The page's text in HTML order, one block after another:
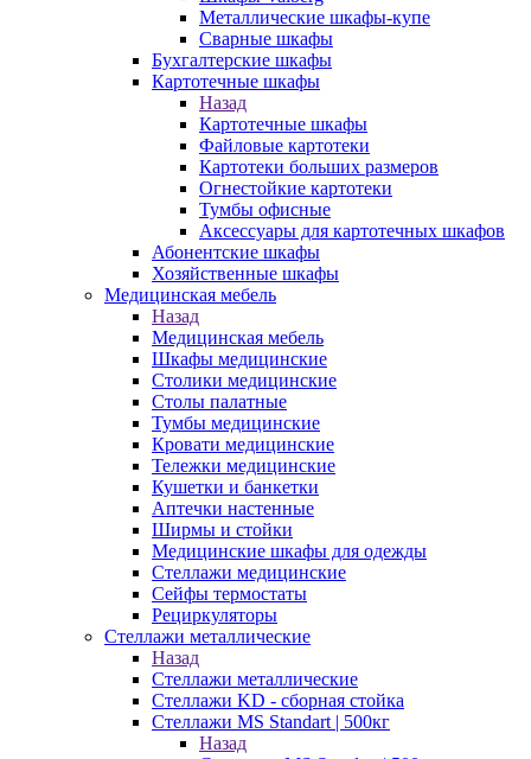
Металлические шкафы-купе
Сварные шкафы
Бухгалтерские шкафы
Картотечные шкафы
Назад
Картотечные шкафы
Файловые картотеки
Картотеки больших размеров
Огнестойкие картотеки
Тумбы офисные
Аксессуары для картотечных шкафов
Абонентские шкафы
Хозяйственные шкафы
Медицинская мебель
Назад
Медицинская мебель
Шкафы медицинские
Столики медицинские
Столы палатные
Тумбы медицинские
Кровати медицинские
Тележки медицинские
Кушетки и банкетки
Аптечки настенные
Ширмы и стойки
Медицинские шкафы для одежды
Стеллажи медицинские
Сейфы термостаты
Рециркуляторы
Стеллажи металлические
Назад
Стеллажи металлические
Стеллажи KD - сборная стойка
Стеллажи MS Standart | 500кг
Назад